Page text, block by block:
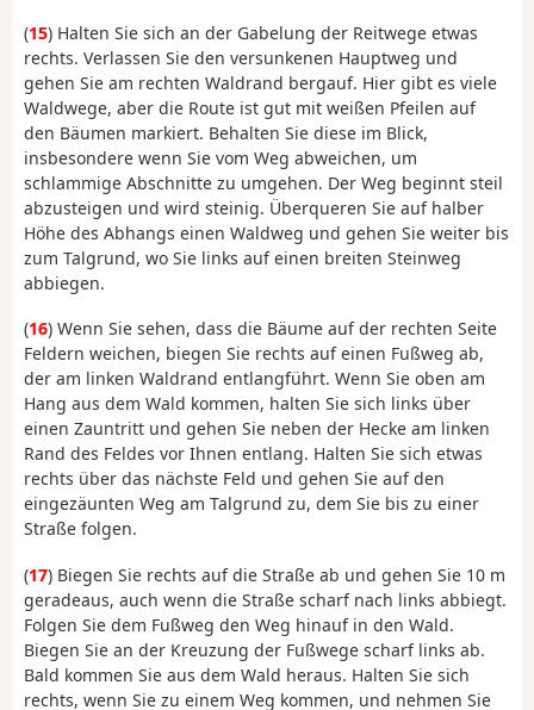
(15) Halten Sie sich an der Gabelung der Reitwege etwas
rechts. Verlassen Sie den versunkenen Hauptweg und
gehen Sie am rechten Waldrand bergauf. Hier gibt es viele
Waldwege, aber die Route ist gut mit weißen Pfeilen auf
den Bäumen markiert. Behalten Sie diese im Blick,
insbesondere wenn Sie vom Weg abweichen, um
schlammige Abschnitte zu umgehen. Der Weg beginnt steil
abzusteigen und wird steinig. Überqueren Sie auf halber
Höhe des Abhangs einen Waldweg und gehen Sie weiter bis
zum Talgrund, wo Sie links auf einen breiten Steinweg
abbiegen.
(16) Wenn Sie sehen, dass die Bäume auf der rechten Seite
Feldern weichen, biegen Sie rechts auf einen Fußweg ab,
der am linken Waldrand entlangführt. Wenn Sie oben am
Hang aus dem Wald kommen, halten Sie sich links über
einen Zauntritt und gehen Sie neben der Hecke am linken
Rand des Feldes vor Ihnen entlang. Halten Sie sich etwas
rechts über das nächste Feld und gehen Sie auf den
eingezäunten Weg am Talgrund zu, dem Sie bis zu einer
Straße folgen.
(17) Biegen Sie rechts auf die Straße ab und gehen Sie 10 m
geradeaus, auch wenn die Straße scharf nach links abbiegt.
Folgen Sie dem Fußweg den Weg hinauf in den Wald.
Biegen Sie an der Kreuzung der Fußwege scharf links ab.
Bald kommen Sie aus dem Wald heraus. Halten Sie sich
rechts, wenn Sie zu einem Weg kommen, und nehmen Sie